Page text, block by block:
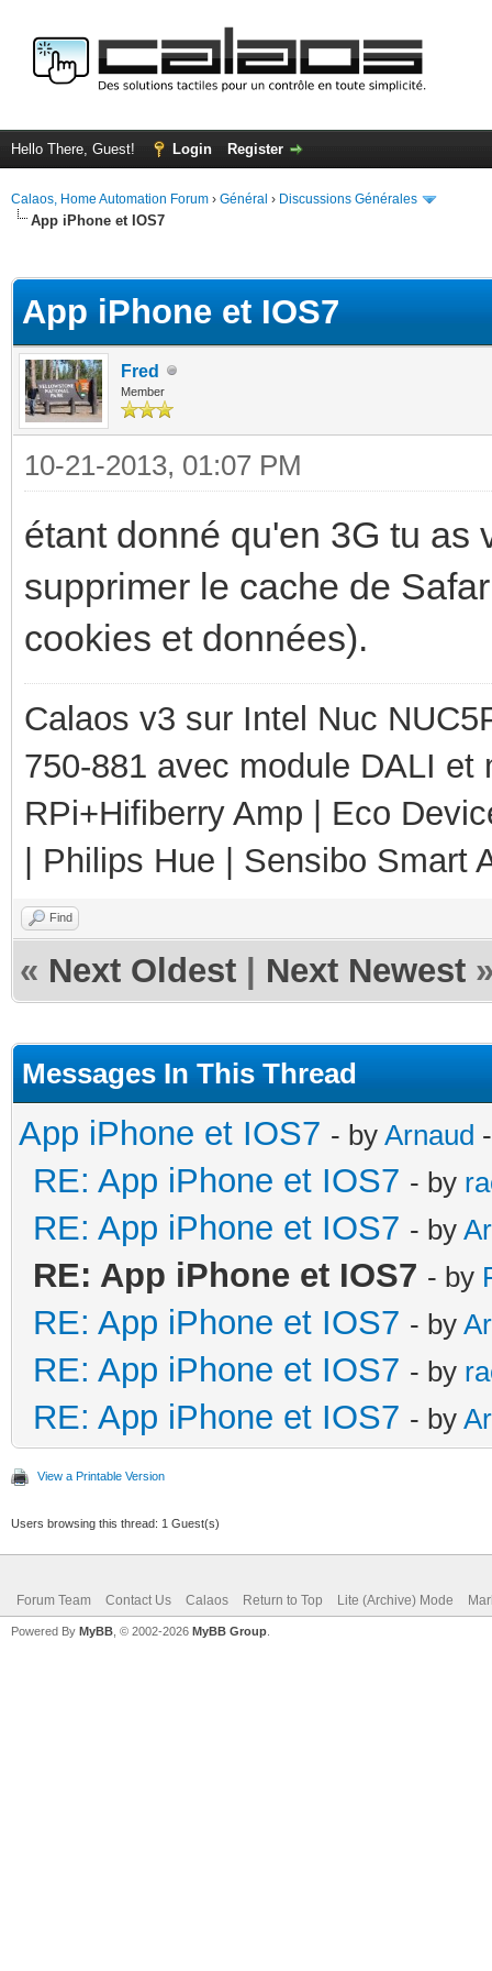
Hello There, Guest! Login Register
Calaos, Home Automation Forum › Général › Discussions Générales
App iPhone et IOS7
App iPhone et IOS7
Fred
Member
10-21-2013, 01:07 PM
étant donné qu'en 3G tu as
supprimer le cache de
cookies et données).
Calaos v3 sur Intel Nuc
750-881 avec module DALI
RPi+Hifiberry Amp | Eco
| Philips Hue | Sensibo Smart
Find
« Next Oldest Next Newest
Messages In This Thread
App iPhone et IOS7 - by Arnaud
RE: App iPhone et IOS7 - by
RE: App iPhone et IOS7 - by
RE: App iPhone et IOS7 - by
RE: App iPhone et IOS7 - by
RE: App iPhone et IOS7 - by
RE: App iPhone et IOS7 - by
View a Printable Version
Users browsing this thread: 1 Guest(s)
Forum Team Contact Us Calaos Return to Top Lite (Archive) Mode
Powered By MyBB , © 2002-2026 MyBB Group